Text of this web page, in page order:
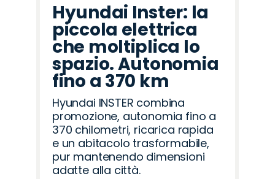
Hyundai Inster: la
piccola elettrica
che moltiplica lo
spazio. Autonomia
fino a 370 km
Hyundai INSTER combina
promozione, autonomia fino a
370 chilometri, ricarica rapida
e un abitacolo trasformabile,
pur mantenendo dimensioni
adatte alla città.